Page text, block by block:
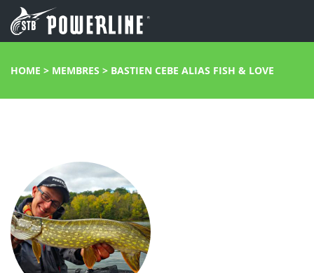
HOME > MEMBRES > BASTIEN CEBE ALIAS FISH & LOVE